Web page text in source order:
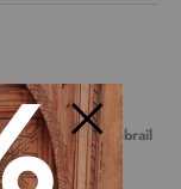
03/2026 par Hebrail
Fermer